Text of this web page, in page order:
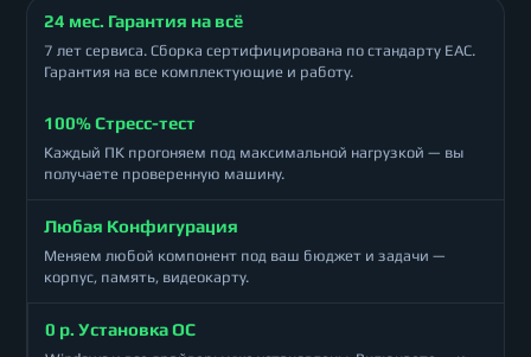
24 мес. Гарантия на всё
7 лет сервиса. Сборка сертифицирована по стандарту ЕАС.
Гарантия на все комплектующие и работу.
100% Стресс-тест
Каждый ПК прогоняем под максимальной нагрузкой — вы
получаете проверенную машину.
Любая Конфигурация
Меняем любой компонент под ваш бюджет и задачи —
корпус, память, видеокарту.
0 р. Установка ОС